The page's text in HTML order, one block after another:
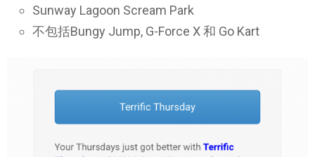
Sunway Lagoon Scream Park
不包括Bungy Jump, G-Force X 和 Go Kart